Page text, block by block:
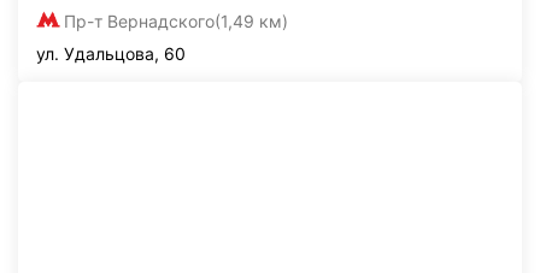
Пр-т Вернадского(1,49 км)
ул. Удальцова, 60